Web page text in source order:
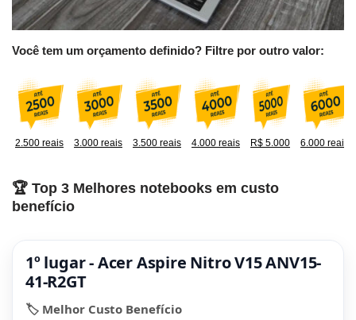
Você tem um orçamento definido? Filtre por outro valor:
2.500 reais 3.000 reais 3.500 reais 4.000 reais R$ 5.000 6.000 reais
🏆 Top 3 Melhores notebooks em custo
benefício
1º lugar - Acer Aspire Nitro V15 ANV15-
41-R2GT
🏷️ Melhor Custo Benefício